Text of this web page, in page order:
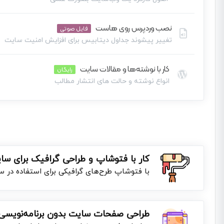
نصب وردپرس روی هاست فایل صوتی
تغییر پیشوند جداول دیتابیس برای افزایش امنیت سایت
این بخش خصوصی می باشد. برای دسترسی کامل به دروس این دوره باید
کار با نوشته‌ها و مقالات سایت رایگان
انواع نوشته و حالت های انتشار مطالب
کار با فتوشاپ و طراحی گرافیک برای
با فتوشاپ طرح‌های گرافیکی برای استفاده
طراحی صفحات سایت بدون